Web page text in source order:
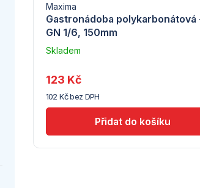
ů
Gastronádoba polykarbonátová
GN 1/6, 150mm
Maxima
Skladem
dodavatele
(10)
102 Kč bez DPH
123 Kč